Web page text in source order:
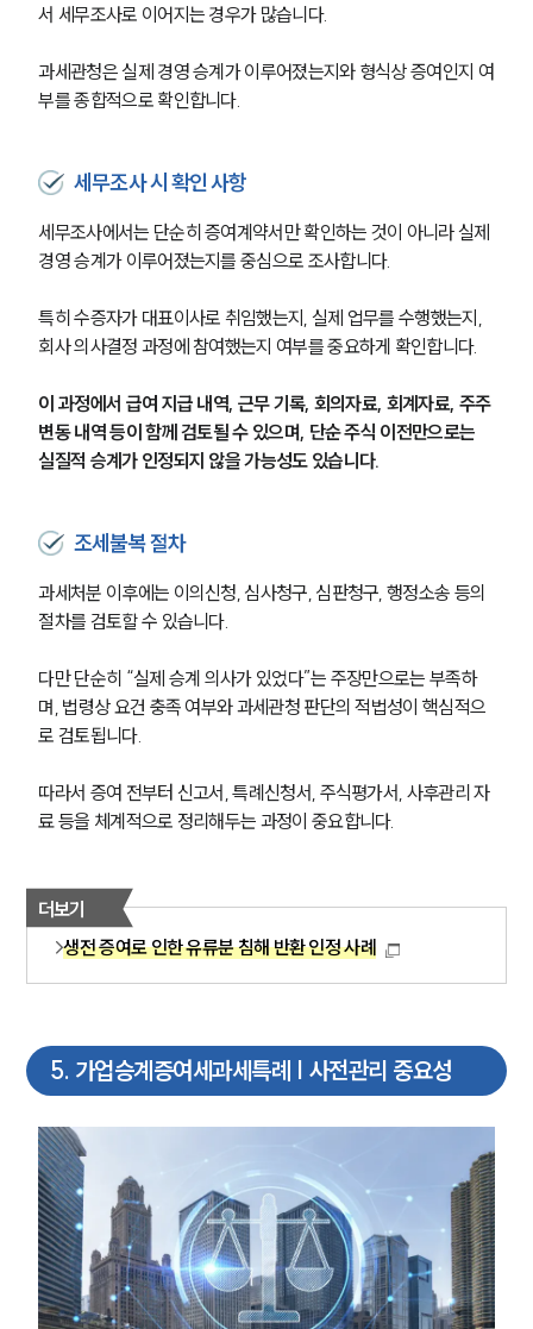
서 세무조사로 이어지는 경우가 많습니다.
과세관청은 실제 경영 승계가 이루어졌는지와 형식상 증여인지 여
부를 종합적으로 확인합니다.
세무조사 시 확인 사항
세무조사에서는 단순히 증여계약서만 확인하는 것이 아니라 실제
경영 승계가 이루어졌는지를 중심으로 조사합니다.
특히 수증자가 대표이사로 취임했는지, 실제 업무를 수행했는지,
회사 의사결정 과정에 참여했는지 여부를 중요하게 확인합니다.
이 과정에서 급여 지급 내역, 근무 기록, 회의자료, 회계자료, 주주
변동 내역 등이 함께 검토될 수 있으며, 단순 주식 이전만으로는
실질적 승계가 인정되지 않을 가능성도 있습니다.
조세불복 절차
과세처분 이후에는 이의신청, 심사청구, 심판청구, 행정소송 등의
절차를 검토할 수 있습니다.
다만 단순히 “실제 승계 의사가 있었다”는 주장만으로는 부족하
며, 법령상 요건 충족 여부와 과세관청 판단의 적법성이 핵심적으
로 검토됩니다.
따라서 증여 전부터 신고서, 특례신청서, 주식평가서, 사후관리 자
료 등을 체계적으로 정리해두는 과정이 중요합니다.
더보기
생전 증여로 인한 유류분 침해 반환 인정 사례
5. 가업승계증여세과세특례 | 사전관리 중요성